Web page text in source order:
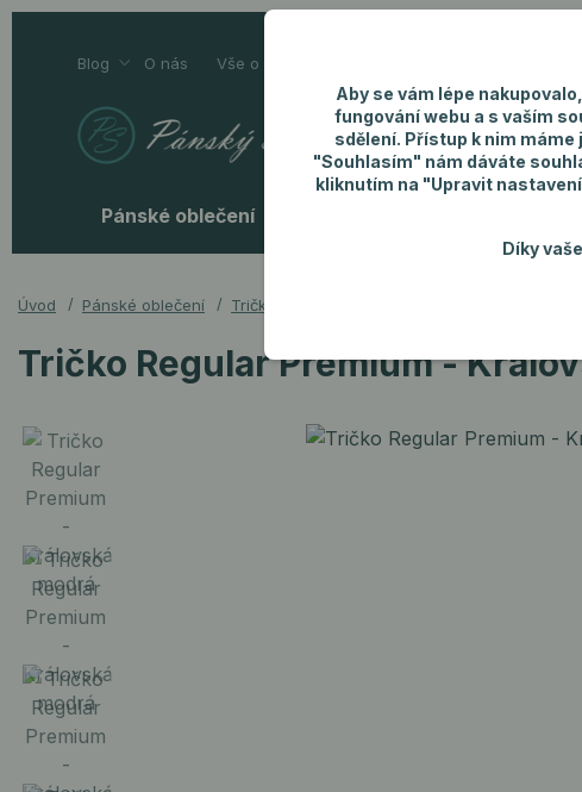
Blog O nás Vše o nákupu
Pánské oblečení
Úvod Pánské oblečení Trička
Tričko Regular Premium -
Aby se vám lépe
fungování webu a s vaším
sdělení. Přístup k nim
"Souhlasím" nám dáváte
kliknutím na "Upravit
Díky